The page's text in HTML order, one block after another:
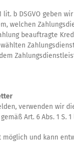
lit. b DSGVO
welchen
beauftragte
verwenden wir
Art. 6 Abs. 1 S. 1
und kann